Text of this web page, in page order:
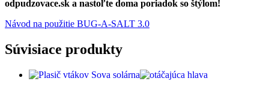
odpudzovace.sk a nastoľte doma poriadok so štýlom!
Návod na použitie BUG-A-SALT 3.0
Súvisiace produkty